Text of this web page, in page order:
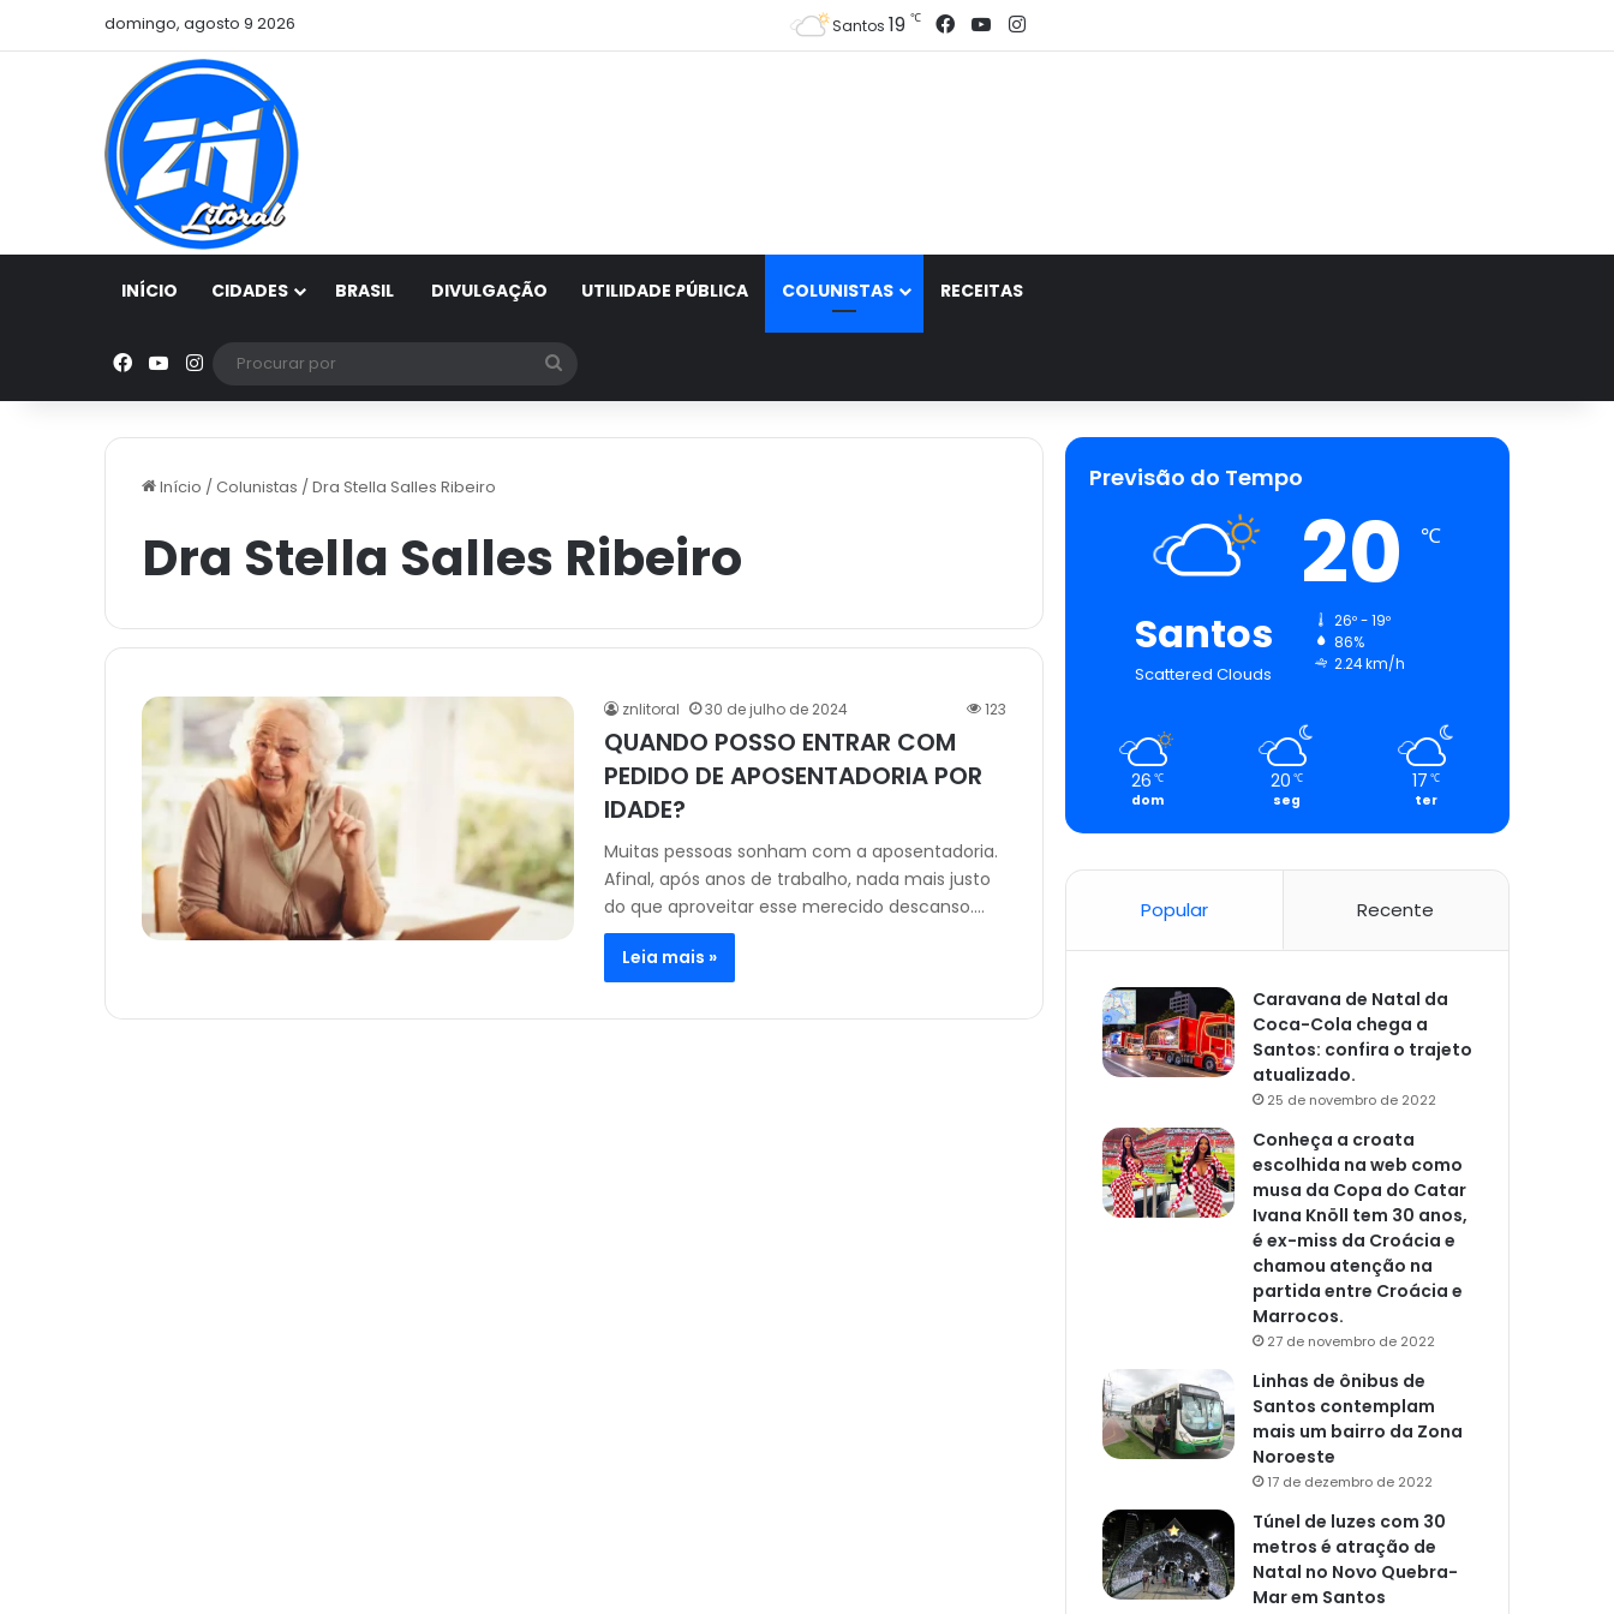
domingo, agosto 9 2026 Santos 19 ℃ Facebook
YouTubeInstagram
INÍCIO CIDADES BRASIL DIVULGAÇÃO UTILIDADE PÚBLICA COLUNISTAS RECEITAS
Facebook
YouTube
Instagram
por
Início /Colunistas /Dra Stella Salles Ribeiro
Dra Stella Salles Ribeiro
znlitoral 30 de julho de 2024 123
QUANDO POSSO ENTRAR COM
PEDIDO DE APOSENTADORIA POR
IDADE?
Muitas pessoas sonham com a aposentadoria.
Afinal, após anos de trabalho, nada mais justo
do que aproveitar esse merecido descanso.…
Leia mais »
Previsão do Tempo
Santos
Scattered Clouds
20 ℃
26º - 19º
86%
2.24 km/h
26 ℃
dom
20 ℃
seg
17 ℃
ter
Popular Recente
Caravana de Natal da
Coca-Cola chega a
Santos: confira o trajeto
atualizado.
25 de novembro de 2022
Conheça a croata
escolhida na web como
musa da Copa do Catar
Ivana Knöll tem 30 anos,
é ex-miss da Croácia e
chamou atenção na
partida entre Croácia e
Marrocos.
27 de novembro de 2022
Linhas de ônibus de
Santos contemplam
mais um bairro da Zona
Noroeste
17 de dezembro de 2022
Túnel de luzes com 30
metros é atração de
Natal no Novo Quebra-
Mar em Santos